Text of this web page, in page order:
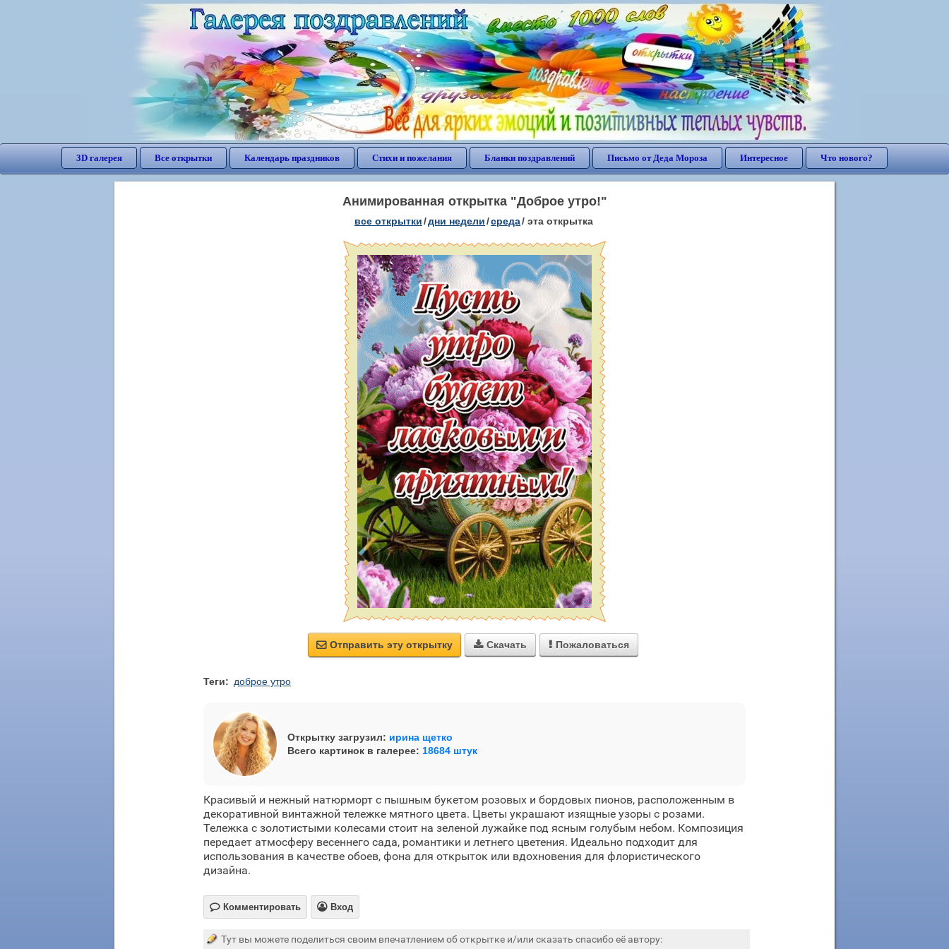
3D галерея Все открытки Календарь праздников Стихи и пожелания Бланки поздравлений Письмо от Деда Мороза Интересное Что нового?
Анимированная открытка "Доброе утро!"
все открытки/дни недели/среда/ эта открытка
 Отправить эту открытку  Скачать  Пожаловаться
Теги: доброе утро
Открытку загрузил: ирина щетко
Всего картинок в галерее: 18684 штук
Красивый и нежный натюрморт с пышным букетом розовых и бордовых пионов, расположенным в
декоративной винтажной тележке мятного цвета. Цветы украшают изящные узоры с розами.
Тележка с золотистыми колесами стоит на зеленой лужайке под ясным голубым небом. Композиция
передает атмосферу весеннего сада, романтики и летнего цветения. Идеально подходит для
использования в качестве обоев, фона для открыток или вдохновения для флористического
дизайна.
 Комментировать  Вход
Тут вы можете поделиться своим впечатлением об открытке и/или сказать спасибо её автору: